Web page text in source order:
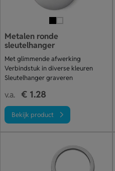
Metalen ronde
sleutelhanger
Met glimmende afwerking
Verbindstuk in diverse kleuren
Sleutelhanger graveren
v.a. € 1.28
Bekijk product